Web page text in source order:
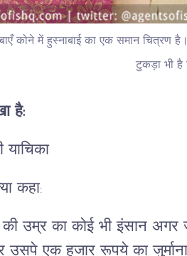
कोने में हुस्नाबाई का एक समान चित्रण
टुकड़ा भी है
है:
याचिका
कहा:
उम्र का कोई भी इंसान
एक हजार रूपये का